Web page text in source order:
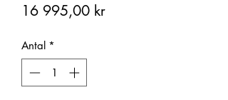
16 995,00 krPris
Antal *